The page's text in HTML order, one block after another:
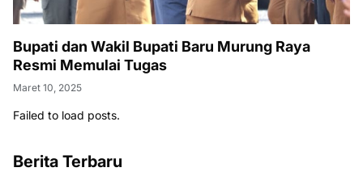
Bupati dan Wakil Bupati Baru Murung Raya
Resmi Memulai Tugas
Maret 10, 2025
Failed to load posts.
Berita Terbaru